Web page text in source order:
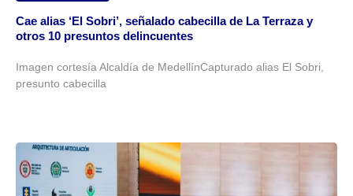
Cae alias ‘El Sobri’, señalado cabecilla de La Terraza y
otros 10 presuntos delincuentes
Imagen cortesía Alcaldía de MedellínCapturado alias El Sobri,
presunto cabecilla